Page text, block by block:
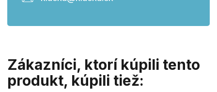
Zákazníci, ktorí kúpili tento
produkt, kúpili tiež: